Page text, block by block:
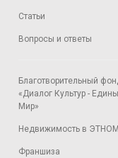
Статьи
Вопросы и ответы
Благотворительный
«Диалог Культур -
Мир»
Недвижимость в
Франшиза